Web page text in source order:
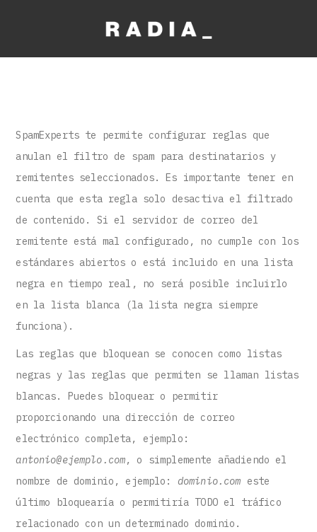
SpamExperts te permite configurar reglas que
anulan el filtro de spam para destinatarios y
remitentes seleccionados. Es importante tener en
cuenta que esta regla solo desactiva el filtrado
de contenido. Si el servidor de correo del
remitente está mal configurado, no cumple con los
estándares abiertos o está incluido en una lista
negra en tiempo real, no será posible incluirlo
en la lista blanca (la lista negra siempre
funciona).
Las reglas que bloquean se conocen como listas
negras y las reglas que permiten se llaman listas
blancas. Puedes bloquear o permitir
proporcionando una dirección de correo
electrónico completa, ejemplo:
antonio@ejemplo.com, o simplemente añadiendo el
nombre de dominio, ejemplo: dominio.com este
último bloquearía o permitiría TODO el tráfico
relacionado con un determinado dominio.